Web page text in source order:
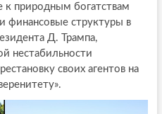
к природным богатствам
финансовые структуры в
Д. Трампа,
нестабильности
своих агентов на